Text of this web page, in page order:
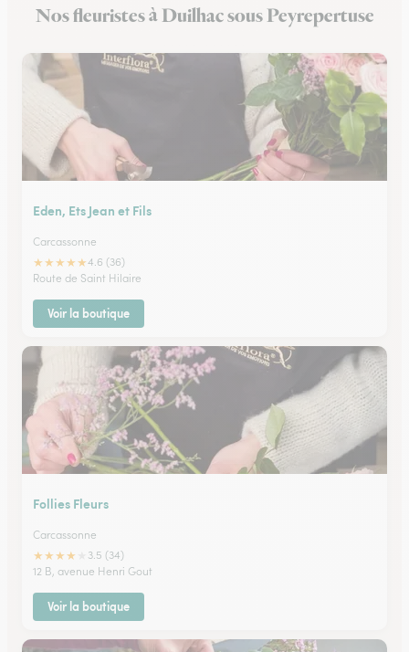
Fleuristes à Peyriac-Minervois
Nos fleuristes à Duilhac sous Peyrepertuse
Eden, Ets Jean et Fils
Carcassonne
★★★★★4.6 (36)
Route de Saint Hilaire
Voir la boutique
Follies Fleurs
Carcassonne
★★★★
3.5 (34)
12 B, avenue Henri Gout
Voir la boutique